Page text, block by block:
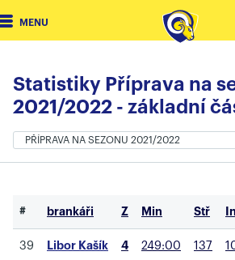
MENU
Statistiky Příprava na
2021/2022 - základní
# brankáři Z Min Stř
39 Libor Kašík 4 249:00 137